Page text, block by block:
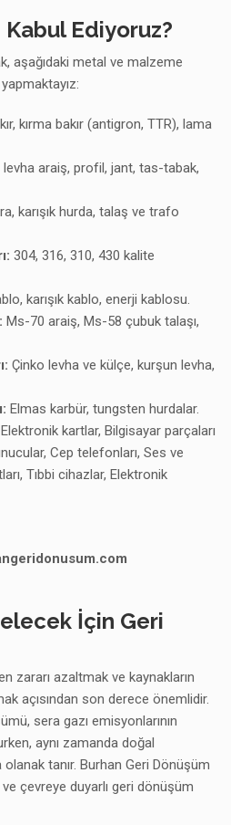
Kabul Ediyoruz?
aşağıdaki metal ve malzeme
kırma bakır (antigron, TTR), lama
levha araiş, profil, jant, tas-tabak,
karışık hurda, talaş ve trafo
304, 316, 310, 430 kalite
karışık kablo, enerji kablosu.
Ms-70 araiş, Ms-58 çubuk talaşı,
Çinko levha ve külçe, kurşun levha,
Elmas karbür, tungsten hurdalar.
Elektronik kartlar, Bilgisayar parçaları
Cep telefonları, Ses ve
Tıbbi cihazlar, Elektronik
İçin Geri
zararı azaltmak ve kaynakların
açısından son derece önemlidir.
sera gazı emisyonlarının
aynı zamanda doğal
olanak tanır. Burhan Geri Dönüşüm
çevreye duyarlı geri dönüşüm